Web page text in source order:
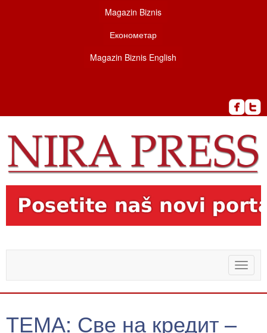
Magazin Biznis
Економетар
Magazin Biznis English
Toggle
ТЕМА: Све на кредит –